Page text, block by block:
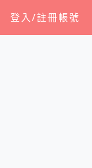
登入/註冊帳號